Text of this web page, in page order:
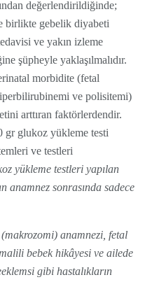
değerlendirildiğinde;
birlikte gebelik diyabeti
ve yakın izleme
şüpheyle yaklaşılmalıdır.
morbidite (fetal
ve polisitemi)
arttıran faktörlerdendir.
gr glukoz yükleme testi
ve testleri
yükleme testleri yapılan
anamnez sonrasında sadece
anamnezi, fetal
bebek hikâyesi ve ailede
gibi hastalıkların